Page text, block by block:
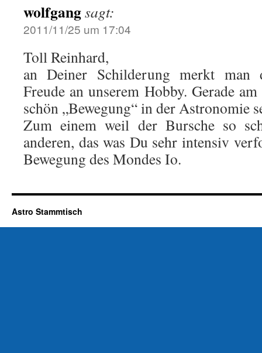
wolfgangsagt:
2011/11/25 um 17:04
Toll Reinhard,
an Deiner Schilderung merkt man
Freude an unserem Hobby. Gerade
schön „Bewegung“ in der Astronomie
Zum einem weil der Bursche so
anderen, das was Du sehr intensiv
Bewegung des Mondes Io.
Astro Stammtisch